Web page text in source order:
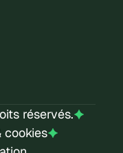
réservés.
cookies